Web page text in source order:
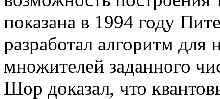
показана в 1994 году
разработал алгоритм
множителей заданного
Шор доказал, что